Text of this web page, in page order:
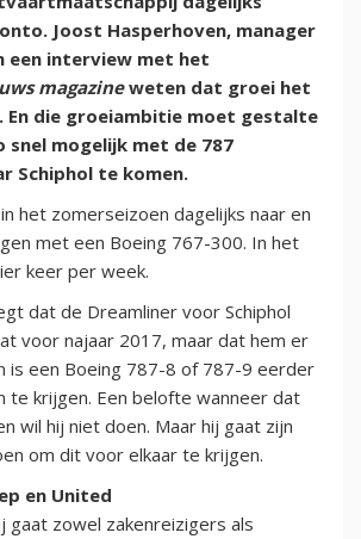
Joost Hasperhoven, manager
een interview met het
magazineweten dat groei het
die groeiambitie moet gestalte
snel mogelijk met de 787
Schiphol te komen.
het zomerseizoen dagelijks naar en
met een Boeing 767-300. In het
keer per week.
dat de Dreamliner voor Schiphol
voor najaar 2017, maar dat hem er
is een Boeing 787-8 of 787-9 eerder
te krijgen. Een belofte wanneer dat
wil hij niet doen. Maar hij gaat zijn
om dit voor elkaar te krijgen.
en United
gaat zowel zakenreizigers als